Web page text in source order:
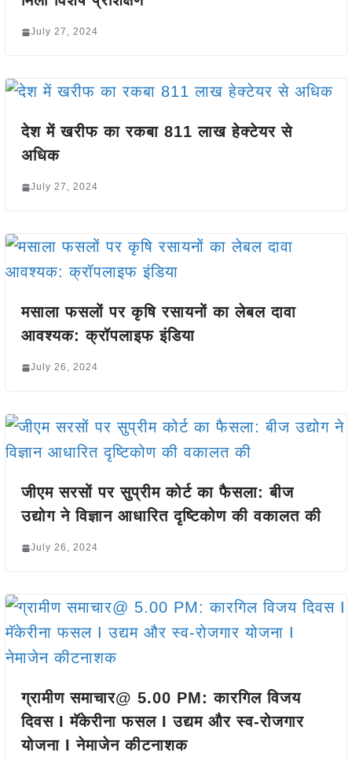
July 27, 2024
देश में खरीफ का रकबा 811 लाख हेक्टेयर से
अधिक
July 27, 2024
मसाला फसलों पर कृषि रसायनों का लेबल दावा
आवश्यक: क्रॉपलाइफ इंडिया
July 26, 2024
जीएम सरसों पर सुप्रीम कोर्ट का फैसला: बीज
उद्योग ने विज्ञान आधारित दृष्टिकोण की वकालत की
July 26, 2024
ग्रामीण समाचार@ 5.00 PM: कारगिल विजय
दिवस I मॅकेरीना फसल I उद्यम और स्व-रोजगार
योजना I नेमाजेन कीटनाशक